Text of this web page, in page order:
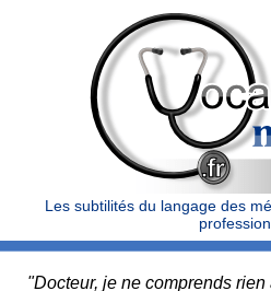
Les subtilités du langage des
"Docteur, je ne comprends